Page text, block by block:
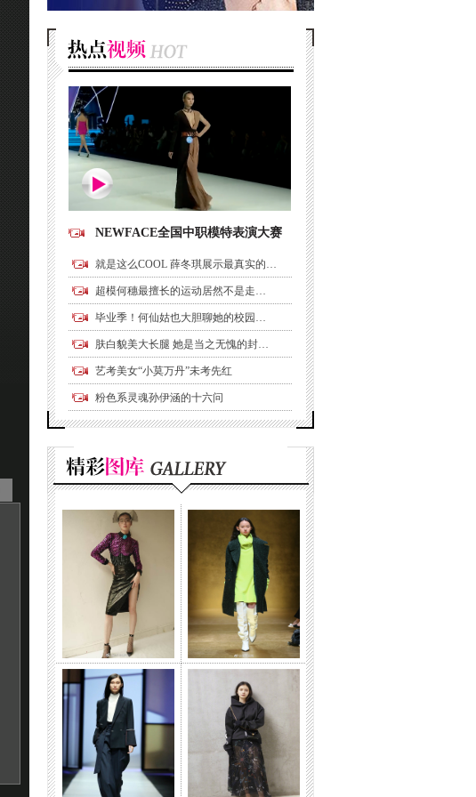
NEWFACE全国中职模特表演大赛
就是这么COOL 薛冬琪展示最真实的…
超模何穗最擅长的运动居然不是走…
毕业季！何仙姑也大胆聊她的校园…
肤白貌美大长腿 她是当之无愧的封…
艺考美女“小莫万丹”未考先红
粉色系灵魂孙伊涵的十六问